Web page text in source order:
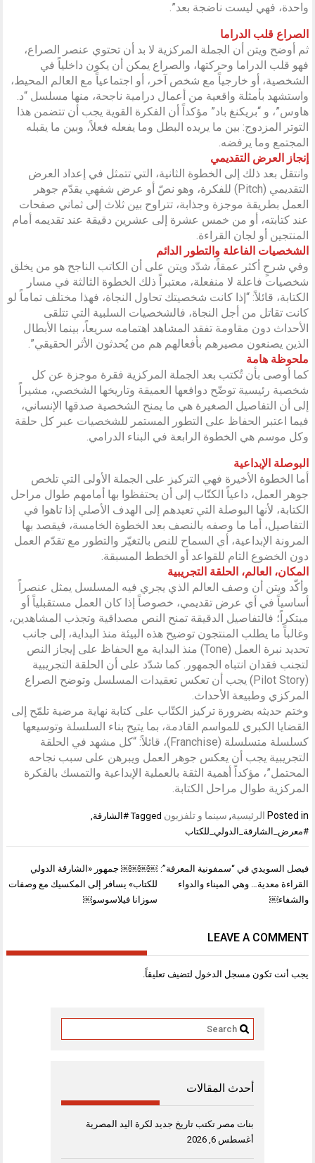
واحدة، فهي ليست ناضجة بعد”.
الصراع قلب الدراما
ثم أوضح ويتن أن الجملة المركزية لا بد أن تحتوي عنصر الصراع،
فهو قلب الدراما وحركتها، والصراع يمكن أن يكون داخلياً في
الشخصية، أو خارجياً مع شخص آخر، أو اجتماعياً مع العالم المحيط،
واستشهد بأمثلة واقعية من أعمال درامية ناجحة، منها مسلسل “د.
هاوس”، و “بريكنغ باد” مؤكداً أن الفكرة القوية يجب أن تتضمن هذا
التوتر المزدوج: بين ما يريده البطل وما يفعله فعلاً، وبين ما يقبله
المجتمع وما يرفضه.
إنجاز العرض التقديمي
وانتقل بعد ذلك إلى الخطوة الثانية، التي تتمثل في إعداد العرض
التقديمي (Pitch) للفكرة، وهو نصّ أو عرض شفهي يقدّم جوهر
العمل بطريقة موجزة وجذابة، تتراوح بين ثلاث إلى ثماني صفحات
عند كتابته، أو من خمس عشرة إلى عشرين دقيقة عند تقديمه أمام
المنتجين أو لجان القراءة.
الشخصيات الفاعلة والتطور الدائم
وفي شرحٍ أكثر عمقاً، شدّد ويتن على أن الكاتب الناجح هو من يخلق
شخصيات فاعلة لا منفعلة، معتبراً ذلك الخطوة الثالثة في مسار
الكتابة، قائلاً: “إذا كانت شخصيتك تحاول النجاة، فهذا مختلف تماماً لو
كانت تقاتل من أجل النجاة، فالشخصيات السلبية التي تتلقى
الأحداث دون مقاومة تفقد المشاهد اهتمامه سريعاً، بينما الأبطال
الذين يصنعون مصيرهم بأفعالهم هم من يُحدثون الأثر الحقيقي”.
ملحوظة هامة
كما أوصى بأن تُكتب بعد الجملة المركزية فقرة موجزة عن كل
شخصية رئيسية توضّح دوافعها العميقة وتاريخها الشخصي، مشيراً
إلى أن التفاصيل الصغيرة هي ما يمنح الشخصية صدقها الإنساني،
فيما اعتبر الحفاظ على التطور المستمر للشخصيات عبر كل حلقة
وكل موسم هي الخطوة الرابعة في البناء الدرامي.
البوصلة الإبداعية
أما الخطوة الأخيرة فهي التركيز على الجملة الأولى التي تلخص
جوهر العمل، داعياً الكتّاب إلى أن يحتفظوا بها أمامهم طوال مراحل
الكتابة، لأنها البوصلة التي تعيدهم إلى الهدف الأصلي إذا تاهوا في
التفاصيل، أما ما وصفه بالنصف بعد الخطوة الخامسة، فيقصد بها
المرونة الإبداعية، أي السماح للنص بالتغيّر والتطور مع تقدّم العمل
دون الخضوع التام للقواعد أو الخطط المسبقة.
المكان، العالم، الحلقة التجريبية
وأكّد ويتن أن وصف العالم الذي يجري فيه المسلسل يمثل عنصراً
أساسياً في أي عرض تقديمي، خصوصاً إذا كان العمل مستقبلياً أو
مبتكراً؛ فالتفاصيل الدقيقة تمنح النص مصداقية وتجذب المشاهدين،
وغالباً ما يطلب المنتجون توضيح هذه البيئة منذ البداية، إلى جانب
تحديد نبرة العمل (Tone) منذ البداية مع الحفاظ على إيجاز النص
لتجنب فقدان انتباه الجمهور. كما شدّد على أن الحلقة التجريبية
(Pilot Story) يجب أن تعكس تعقيدات المسلسل وتوضح الصراع
المركزي وطبيعة الأحداث.
وختم حديثه بضرورة تركيز الكتّاب على كتابة نهاية مرضية تلمّح إلى
القضايا الكبرى للمواسم القادمة، بما يتيح بناء السلسلة وتوسيعها
كسلسلة متسلسلة (Franchise)، قائلاً: “كل مشهد في الحلقة
التجريبية يجب أن يعكس جوهر العمل ويبرهن على سبب نجاحه
المحتمل”، مؤكداً أهمية الثقة بالعملية الإبداعية والتمسك بالفكرة
المركزية طوال مراحل الكتابة.
Posted in الرئيسية, سينما و تلفزيون Tagged #الشارقة,
#معرض_الشارقة_الدولي_للكتاب
تصفّح
المقالات
￼￼￼￼ جمهور «الشارقة الدولي
للكتاب» يسافر إلى المكسيك مع وصفات
سوزانا فيلاسوسو￼
فيصل السويدي في “سمفونية المعرفة”:
القراءة معدية… وهي الميناء والدواء
والشفاء￼
LEAVE A COMMENT
يجب أنت تكون مسجل الدخول لتضيف تعليقاً.
أحدث المقالات
بنات مصر تكتب تاريخ جديد لكرة اليد المصرية
أغسطس 6, 2026